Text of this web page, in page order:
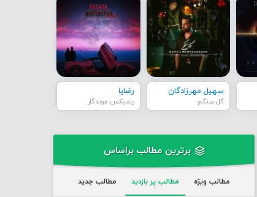
سهیل مهرزادگان
گل سنگم
رضایا
ریمیکس موندگار
برترین مطالب براساس
مطالب ویژه مطالب پر بازدید مطالب جدید